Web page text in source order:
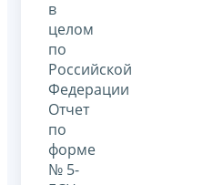
в
целом
по
Российской
Федерации
Отчет
по
форме
№ 5-